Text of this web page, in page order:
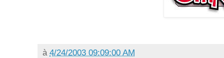
à 4/24/2003 09:09:00 AM